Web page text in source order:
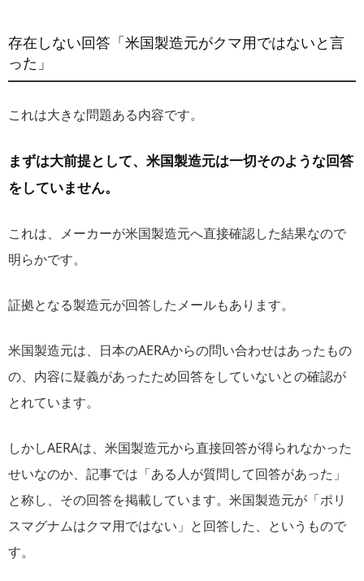
存在しない回答「米国製造元がクマ用ではないと言
った」
これは大きな問題ある内容です。
まずは大前提として、米国製造元は一切そのような回答
をしていません。
これは、メーカーが米国製造元へ直接確認した結果なので
明らかです。
証拠となる製造元が回答したメールもあります。
米国製造元は、日本のAERAからの問い合わせはあったもの
の、内容に疑義があったため回答をしていないとの確認が
とれています。
しかしAERAは、米国製造元から直接回答が得られなかった
せいなのか、記事では「ある人が質問して回答があった」
と称し、その回答を掲載しています。米国製造元が「ポリ
スマグナムはクマ用ではない」と回答した、というもので
す。